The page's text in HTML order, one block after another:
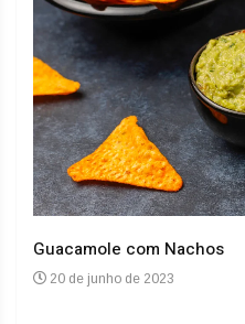
Guacamole com Nachos
20 de junho de 2023